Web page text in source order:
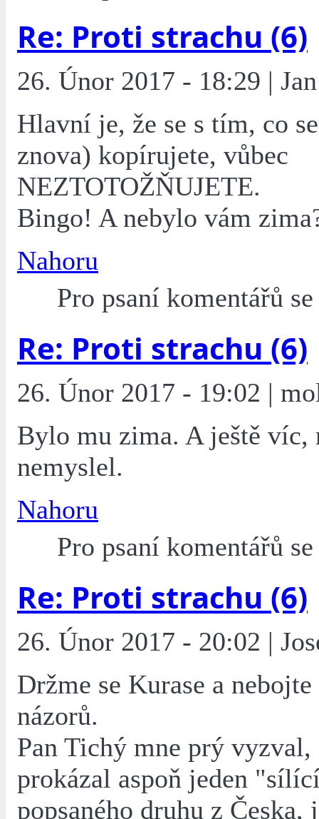
Re: Proti strachu (6)
26. Únor 2017 - 18:29 |
Hlavní je, že se s tím, co
znova) kopírujete, vůbec
NEZTOTOŽŇUJETE.
Bingo! A nebylo vám
Nahoru
Pro psaní komentářů
Re: Proti strachu (6)
26. Únor 2017 - 19:02 |
Bylo mu zima. A ještě víc,
nemyslel.
Nahoru
Pro psaní komentářů
Re: Proti strachu (6)
26. Únor 2017 - 20:02 |
Držme se Kurase a nebojte
názorů.
Pan Tichý mne prý vyzval,
prokázal aspoň jeden
popsaného druhu z Česka,